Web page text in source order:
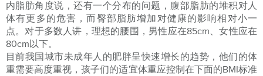
内脂肪角度说，还有一个分布的问题，腹部脂肪的堆积对人
体有更多的危害，而臀部脂肪增加对健康的影响相对小一
点。对于多数人讲，理想的腰围，男性应在85cm、女性应在
80cm以下。
目前我国城市未成年人的肥胖呈快速增长的趋势，他们的体
重需要高度重视，孩子们的适宜体重应控制在下面的BMI标准